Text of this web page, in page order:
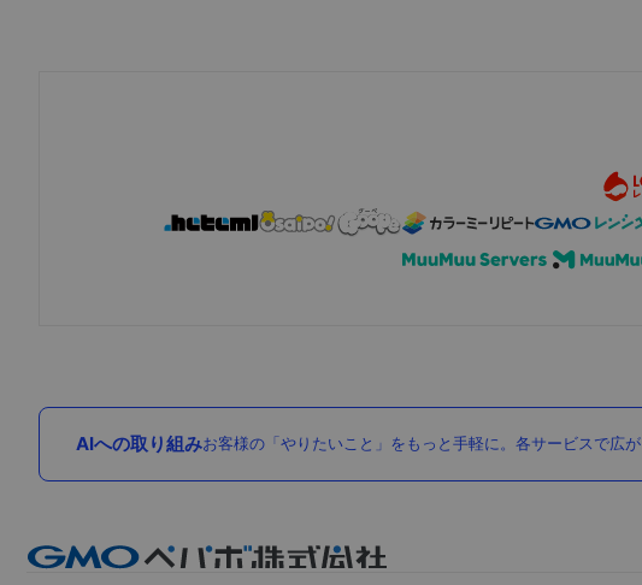
AIへの取り組みお客様の「やりたいこと」をもっと手軽に。各サービスで広